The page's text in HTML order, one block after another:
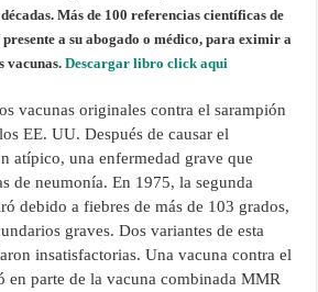
Más de 100 referencias científicas de
a su abogado o médico, para eximir a
vacunas.Descargar libro click aqui
vacunas originales contra el sarampión
EE. UU. Después de causar el
atípico, una enfermedad grave que
de neumonía. En 1975, la segunda
debido a fiebres de más de 103 grados,
graves. Dos variantes de esta
insatisfactorias. Una vacuna contra el
en parte de la vacuna combinada MMR